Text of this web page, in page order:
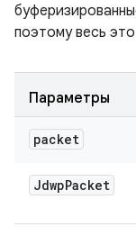
поэтому весь
Параметры
packet
JdwpPacket